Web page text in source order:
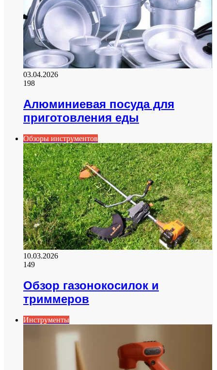
03.04.2026
198
Алюминиевая посуда для
приготовления еды
Обзоры инструментов
10.03.2026
149
Обзор газонокосилок и
триммеров
Инструменты